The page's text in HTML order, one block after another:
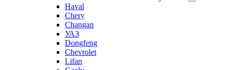
Haval
Chery
Changan
УАЗ
Dongfeng
Chevrolet
Lifan